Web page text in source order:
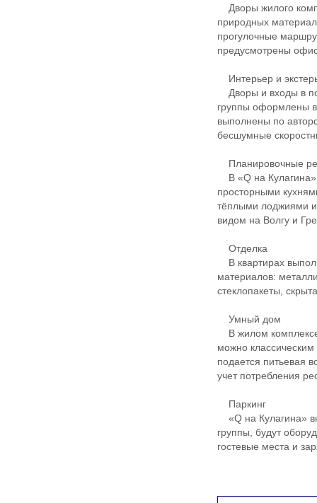
Дворы жилого
природных
прогулочные
предусмотрены
Интерьер и
Дворы и входы в
группы оформлены
выполнены по
бесшумные
Планировочные
В «Q на Кулагина»
просторными
тёплыми лоджиями и
видом на Волгу и
Отделка
В квартирах
материалов:
стеклопакеты,
Умный дом
В жилом комплексе
можно
подается питьевая
учет потребления
Паркинг
«Q на Кулагина»
группы, будут
гостевые места и